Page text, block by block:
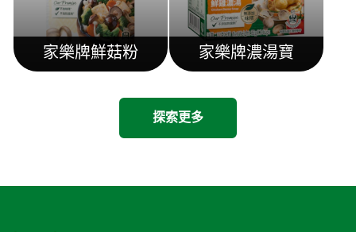
家樂牌鮮菇粉 家樂牌濃湯寶
探索更多